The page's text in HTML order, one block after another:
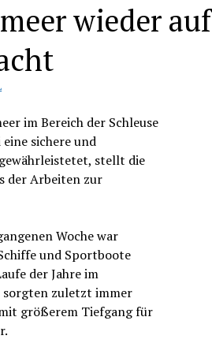
wieder auf
im Bereich der Schleuse
sichere und
stellt die
der Arbeiten zur
Woche war
und Sportboote
der Jahre im
sorgten zuletzt immer
größerem Tiefgang für